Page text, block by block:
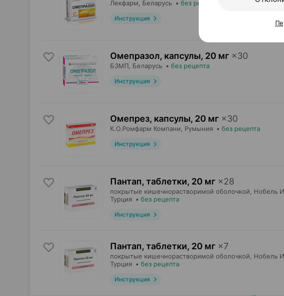
Лекфарм , Беларусь • без рецепта
Инструкция
Омепразол, капсулы, 20 мг ×30
БЗМП , Беларусь • без рецепта
Инструкция
Омепрез, капсулы, 20 мг ×30
К.О.Ромфарм Компани , Румыния • без рецепта
Инструкция
Пантап, таблетки, 20 мг ×28
покрытые кишечнорастворимой оболочкой, Нобель
Турция • без рецепта
Инструкция
Пантап, таблетки, 20 мг ×7
покрытые кишечнорастворимой оболочкой, Нобель
Турция • без рецепта
Инструкция